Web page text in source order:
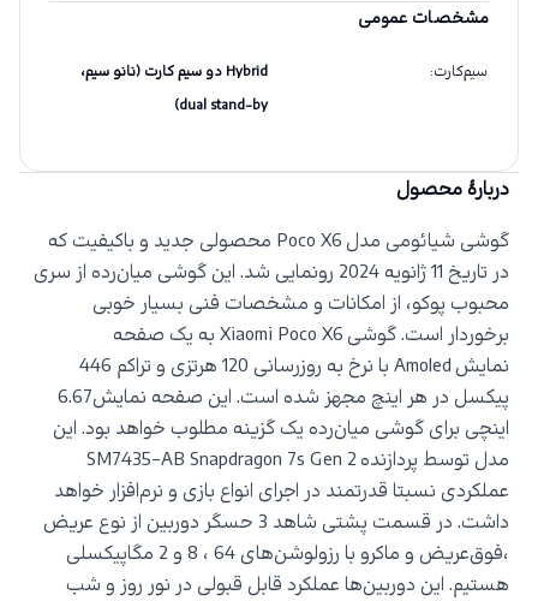
مشخصات عمومی
سیم‌کارت:
Hybrid دو سیم کارت (نانو سیم،
dual stand-by)
دربارهٔ محصول
گوشی شیائومی مدل Poco X6 محصولی جدید و باکیفیت که
در تاریخ 11 ژانویه 2024 رونمایی شد. این گوشی میان‌رده از سری
محبوب پوکو، از امکانات و مشخصات فنی بسیار خوبی
برخوردار است. گوشی Xiaomi Poco X6 به یک صفحه
نمایش Amoled
با نرخ به روزرسانی 120 هرتزی و تراکم 446
پیکسل در هر اینچ مجهز شده است. این صفحه نمایش6.67
اینچی برای گوشی میان‌رده یک گزینه مطلوب خواهد بود. این
مدل توسط پردازنده SM7435-AB Snapdragon 7s Gen 2
عملکردی نسبتا قدرتمند در اجرای انواع بازی و نرم‌افزار خواهد
داشت. در قسمت پشتی شاهد 3 حسگر دوربین از نوع عریض
،فوق‌عریض و ماکرو با رزولوشن‌های 64 ، 8 و 2 مگاپیکسلی
هستیم. این دوربین‌ها عملکرد قابل قبولی در نور روز و شب